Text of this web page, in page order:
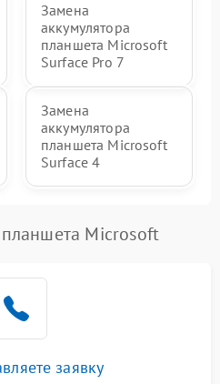
Замена
аккумулятора
планшета Microsoft
Surface Pro 7
Замена
аккумулятора
планшета Microsoft
Surface 4
Microsoft
заявку